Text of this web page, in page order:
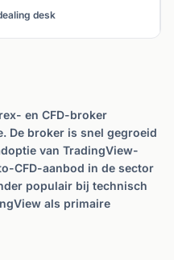
desk
en CFD-broker
De broker is snel gegroeid
van TradingView-
CFD-aanbod in de sector
populair bij technisch
als primaire